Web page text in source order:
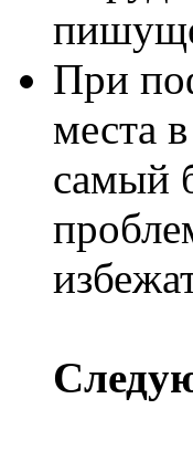
При
места
самый